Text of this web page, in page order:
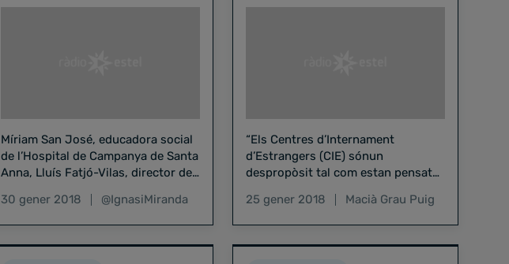
Míriam San José, educadora social
de l’Hospital de Campanya de Santa
Anna, Lluís Fatjó-Vilas, director del
Míriam Feu, responsable…
30 gener 2018 @IgnasiMiranda
“Els Centres d’Internament
d’Estrangers (CIE) sónun
despropòsit tal com estan pensats i
l’actualitat”.Així ho ha explicat
SantiTorres, portaveu de la…
25 gener 2018 Macià Grau Puig